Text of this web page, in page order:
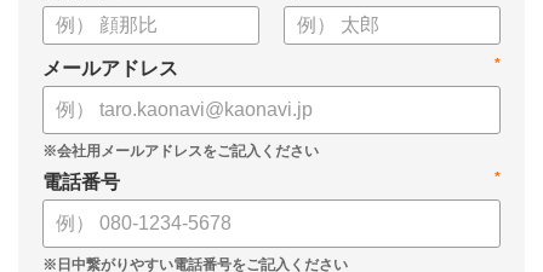
*
メールアドレス
*
電話番号